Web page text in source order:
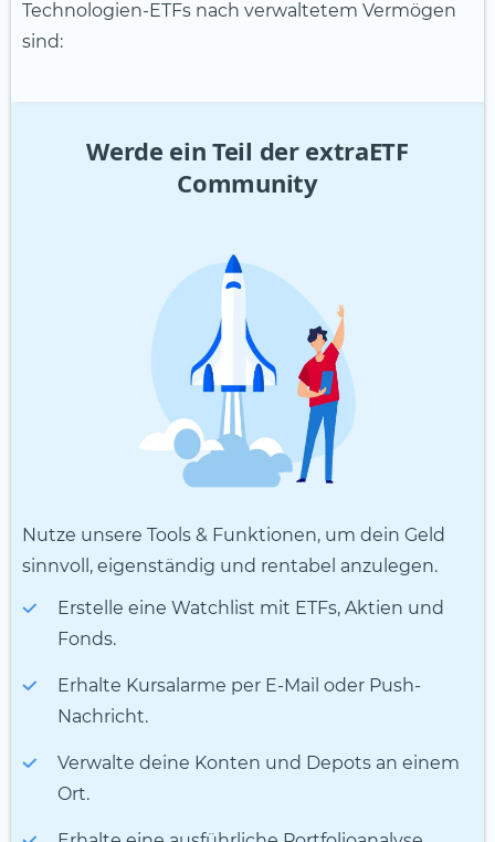
Technologien-ETFs nach verwaltetem Vermögen
sind:
Werde ein Teil der extraETF
Community
Nutze unsere Tools & Funktionen, um dein Geld
sinnvoll, eigenständig und rentabel anzulegen.
Erstelle eine Watchlist mit ETFs, Aktien und
Fonds.
Erhalte Kursalarme per E-Mail oder Push-
Nachricht.
Verwalte deine Konten und Depots an einem
Ort.